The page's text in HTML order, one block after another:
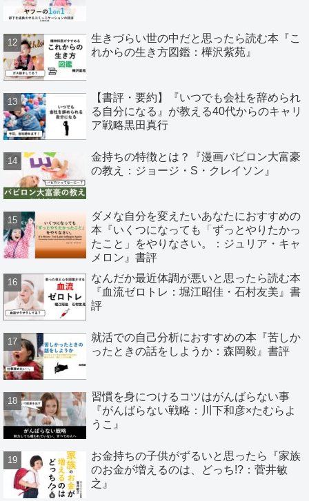
生きづらい世の中だと思ったら読む本『こ
れからの生き方図鑑：樺沢紫苑』
【書評・要約】『いつでも会社を辞められ
る自分になる』が教える40代からのキャリ
ア戦略黒田真行
金持ちの特徴とは？『漫画バビロン大富豪
の教え：ジョージ・S・クレイソン』
ダメな自分を変えたいあなたにおすすめの
本『いくつになっても「ずっとやりたかっ
たこと」をやりなさい。：ジュリア・キャ
メロン』書評
なんだか最近体調が悪いと思ったら読む本
『血流ゼロトレ：堀江昭佳・石村友美』書
評
就活での自己分析におすすめの本『苦しか
ったときの話をしようか：森岡毅』書評
習慣を身につけるコツはがんばらない事
『がんばらない戦略：川下和彦×たむらよ
うこ』
お金持ちの子供がずるいと思ったら『家族
のお金が増えるのは、どっち!?：菅井敏
之』